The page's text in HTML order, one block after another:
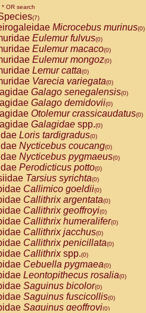
* OR search
(7)
Microcebus murinus(0)
Eulemur fulvus(0)
Eulemur macaco(0)
Eulemur mongoz(0)
Lemur catta(0)
Varecia variegata(0)
Galago senegalensis(0)
Galago demidovii(0)
Otolemur crassicaudatus(0)
Galagidae spp.(0)
Loris tardigradus(0)
Nycticebus coucang(0)
Nycticebus pygmaeus(0)
Perodicticus potto(0)
Tarsius syrichta(0)
Callimico goeldii(0)
Callithrix argentata(0)
Callithrix geoffroyi(0)
Callithrix humeralifer(0)
Callithrix jacchus(0)
Callithrix penicillata(0)
Callithrixspp.(0)
Cebuella pygmaea(0)
Leontopithecus rosalia(0)
Saguinus bicolor(0)
Saguinus fuscicollis(0)
Saguinus geoffroyi(0)